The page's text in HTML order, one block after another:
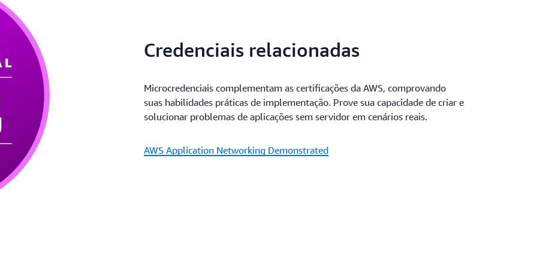
Credenciais relacionadas
Microcredenciais complementam as certificações da AWS, comprovando
suas habilidades práticas de implementação. Prove sua capacidade de criar e
solucionar problemas de aplicações sem servidor em cenários reais.
AWS Application Networking Demonstrated